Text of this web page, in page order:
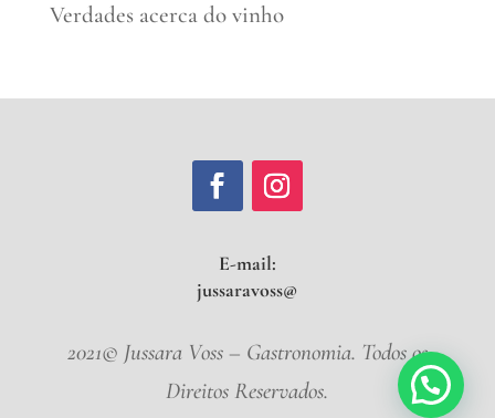
Verdades acerca do vinho
E-mail:
jussa
2021© Jussara Voss – Gastronomia. Todos os
Direitos Reservados.